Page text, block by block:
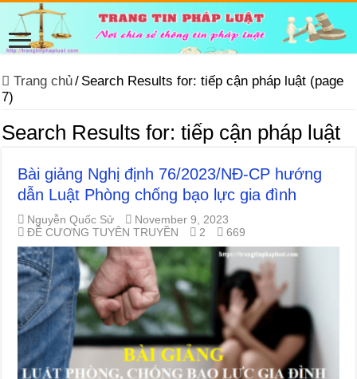
Trang chủ/ Search Results for: tiếp cận pháp luật (page
7)
Search Results for:tiếp cận pháp luật
Bài giảng Nghị định 76/2023/NĐ-CP hướng
dẫn Luật Phòng chống bạo lực gia đình
Nguyễn Quốc Sử
November 9, 2023
ĐỀ CƯƠNG TUYÊN TRUYỀN
2 669